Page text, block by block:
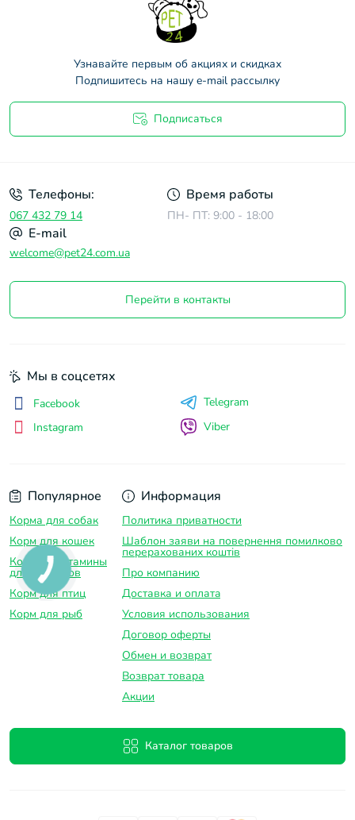
Узнавайте первым об акциях и скидках
Подпишитесь на нашу e-mail рассылку
Подписаться
Телефоны:
067 432 79 14
Время работы
ПН- ПТ: 9:00 - 18:00
E-mail
welcome@pet24.com.ua
Перейти в контакты
Популярное
Корма для собак
Корм для кошек
Корма и витамины
для грызунов
Корм для птиц
Корм для рыб
Информация
Политика приватности
Шаблон заяви на повернення помилково
перерахованих коштів
Про компанию
Доставка и оплатa
Условия использования
Договор оферты
Обмен и возврат
Возврат товара
Акции
Каталог товаров
Мы в соцсетях
Facebook
Instagram
Telegram
Viber